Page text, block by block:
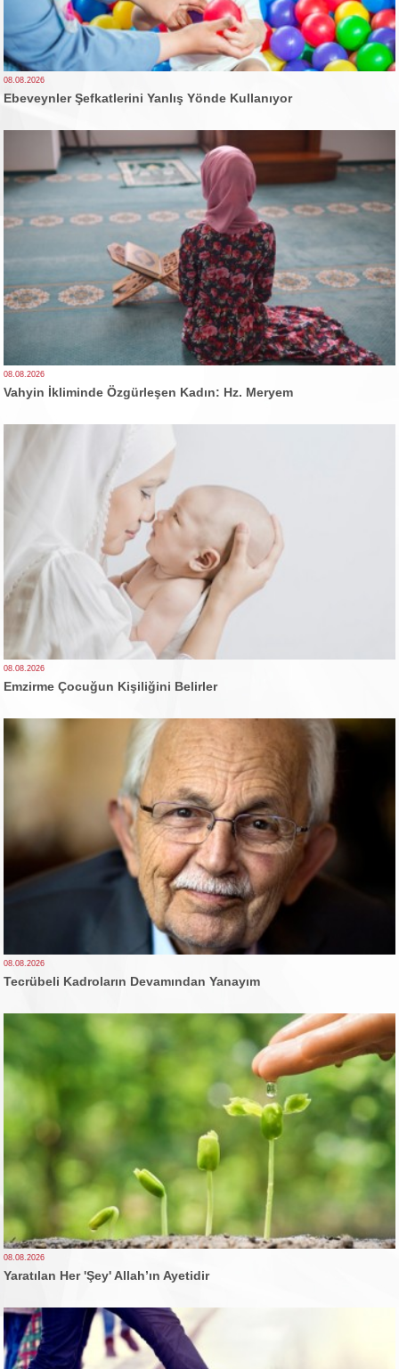
08.08.2026
Ebeveynler Şefkatlerini Yanlış Yönde Kullanıyor
08.08.2026
Vahyin İkliminde Özgürleşen Kadın: Hz. Meryem
08.08.2026
Emzirme Çocuğun Kişiliğini Belirler
08.08.2026
Tecrübeli Kadroların Devamından Yanayım
08.08.2026
Yaratılan Her 'Şey' Allah’ın Ayetidir